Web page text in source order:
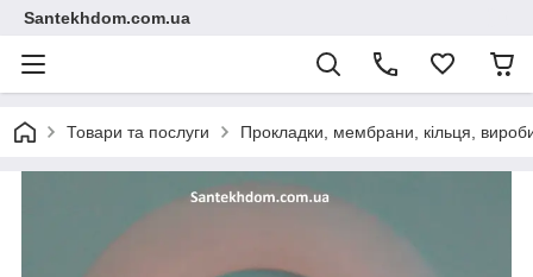
Santekhdom.com.ua
Товари та послуги Прокладки, мембрани, кільця,